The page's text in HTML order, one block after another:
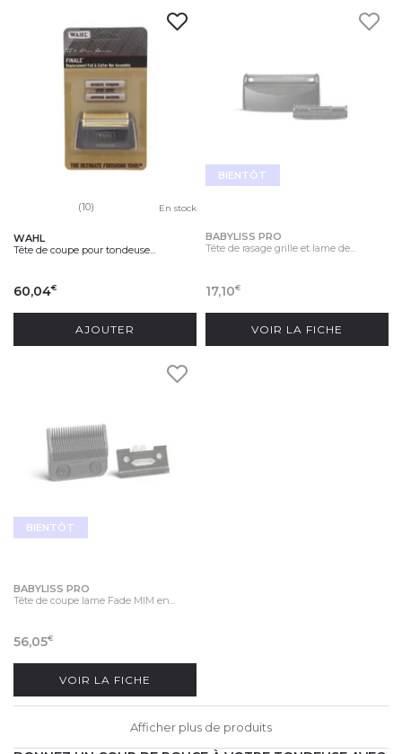
(10) En stock
WAHL
Tête de coupe pour tondeuse...
60,04€
AJOUTER
BIENTÔT
BABYLISS PRO
Tête de rasage grille et lame de...
17,10€
VOIR LA FICHE
BIENTÔT
BABYLISS PRO
Tête de coupe lame Fade MIM en...
56,05€
VOIR LA FICHE
Afficher plus de produits